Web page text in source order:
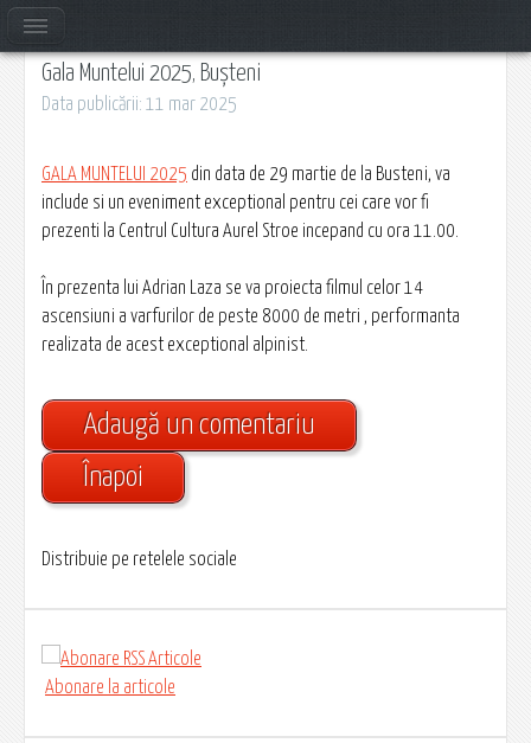
Gala Muntelui 2025, Bușteni
Data publicării: 11 mar 2025
GALA MUNTELUI 2025 din data de 29 martie de la Busteni, va
include si un eveniment exceptional pentru cei care vor fi
prezenti la Centrul Cultura Aurel Stroe incepand cu ora 11.00.
În prezenta lui Adrian Laza se va proiecta filmul celor 14
ascensiuni a varfurilor de peste 8000 de metri , performanta
realizata de acest exceptional alpinist.
Adaugă un comentariu
Înapoi
Distribuie pe retelele sociale
Abonare la articole